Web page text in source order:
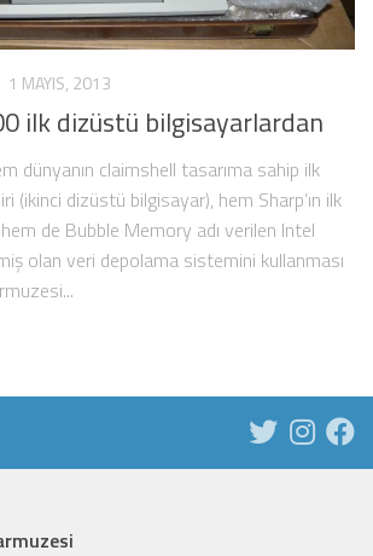
1 MAYIS, 2013
ilk dizüstü bilgisayarlardan
dünyanın claimshell tasarıma sahip ilk
(ikinci dizüstü bilgisayar), hem Sharp’ın ilk
de Bubble Memory adı verilen Intel
olan veri depolama sistemini kullanması